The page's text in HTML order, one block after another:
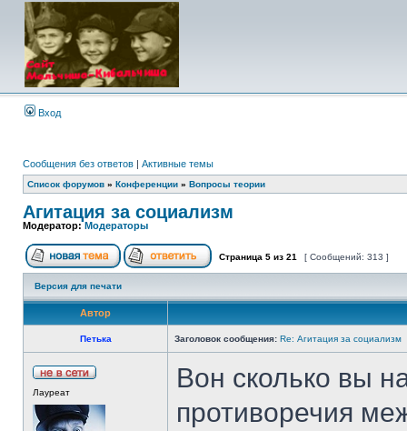
Вход
Сообщения без ответов | Активные темы
Список форумов » Конференции » Вопросы теории
Агитация за социализм
Модератор:Модераторы
Страница 5 из 21 [ Сообщений: 313 ]
Версия для печати
Автор
Петька Заголовок сообщения: Re: Агитация за социализм
Лауреат
Вон сколько вы
противоречия